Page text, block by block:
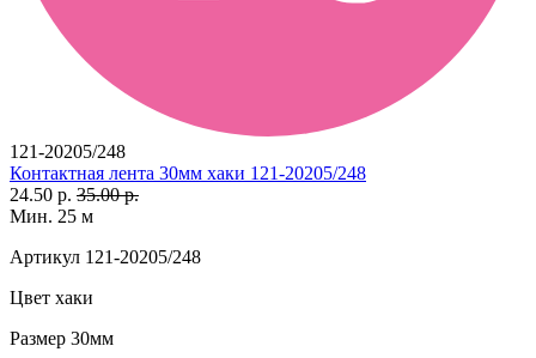
121-20205/248
Контактная лента 30мм хаки 121-20205/248
24.50 р. 35.00 р.
Мин. 25 м
Артикул 121-20205/248
Цвет хаки
Размер 30мм